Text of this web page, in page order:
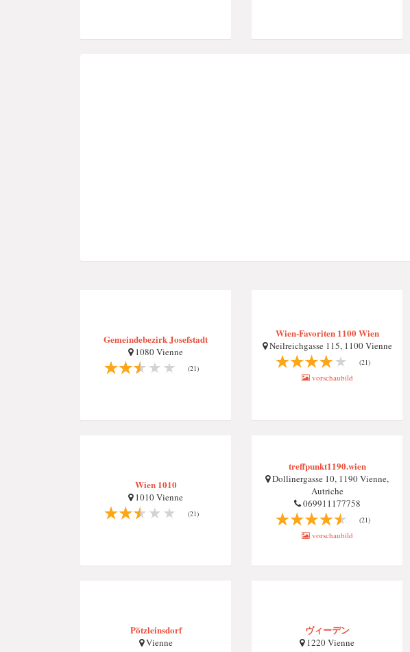
Gemeindebezirk Josefstadt
1080 Vienne
(21)
Wien-Favoriten 1100 Wien
Neilreichgasse 115, 1100 Vienne
(21)
vorschaubild
Wien 1010
1010 Vienne
(21)
treffpunkt1190.wien
Dollinergasse 10, 1190 Vienne,
Autriche
069911177758
(21)
vorschaubild
Pötzleinsdorf
Vienne
ヴィーデン
1220 Vienne